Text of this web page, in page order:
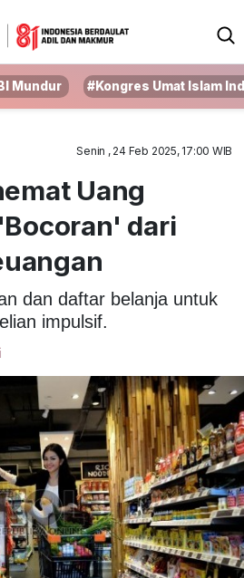
Mundur #Kongres Umat Islam
Senin , 24 Feb 2025, 17:00 WIB
Uang
dari
dan daftar belanja untuk
impulsif.